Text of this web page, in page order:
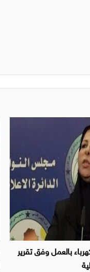
بالعمل وفق تقرير